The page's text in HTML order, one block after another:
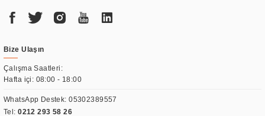
Bize Ulaşın
Çalışma Saatleri:
Hafta içi: 08:00 - 18:00
WhatsApp Destek:05302389557
Tel:0212 293 58 26